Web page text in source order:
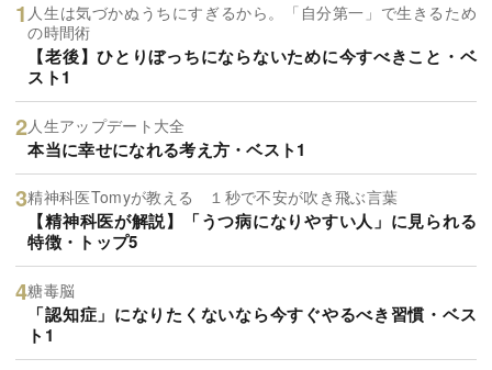
人生は気づかぬうちにすぎるから。「自分第一」で生きるため
の時間術
【老後】ひとりぼっちにならないために今すべきこと・ベ
スト1
人生アップデート大全
本当に幸せになれる考え方・ベスト1
精神科医Tomyが教える １秒で不安が吹き飛ぶ言葉
【精神科医が解説】「うつ病になりやすい人」に見られる
特徴・トップ5
糖毒脳
「認知症」になりたくないなら今すぐやるべき習慣・ベス
ト1